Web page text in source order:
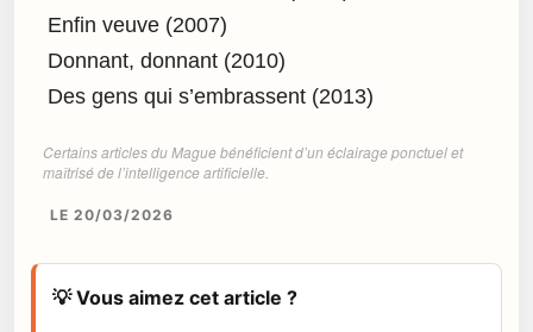
Enfin veuve (2007)
Donnant, donnant (2010)
Des gens qui s’embrassent (2013)
Certains articles du Mague bénéficient d’un éclairage ponctuel et
maîtrisé de l’intelligence artificielle.
LE 20/03/2026
💡 Vous aimez cet article ?